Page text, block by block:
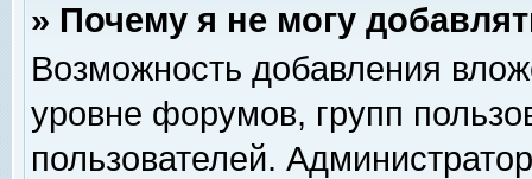
» Почему я не могу
Возможность добавления
уровне форумов, групп
пользователей.